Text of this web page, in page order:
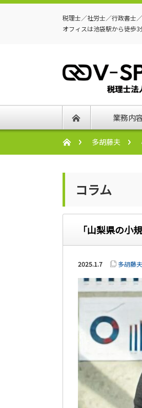
税理士／社労士／行政書士
オフィスは池袋駅から徒歩
業務内
多胡藤夫
コラム
「山梨県の小
2025.1.7 多胡藤夫